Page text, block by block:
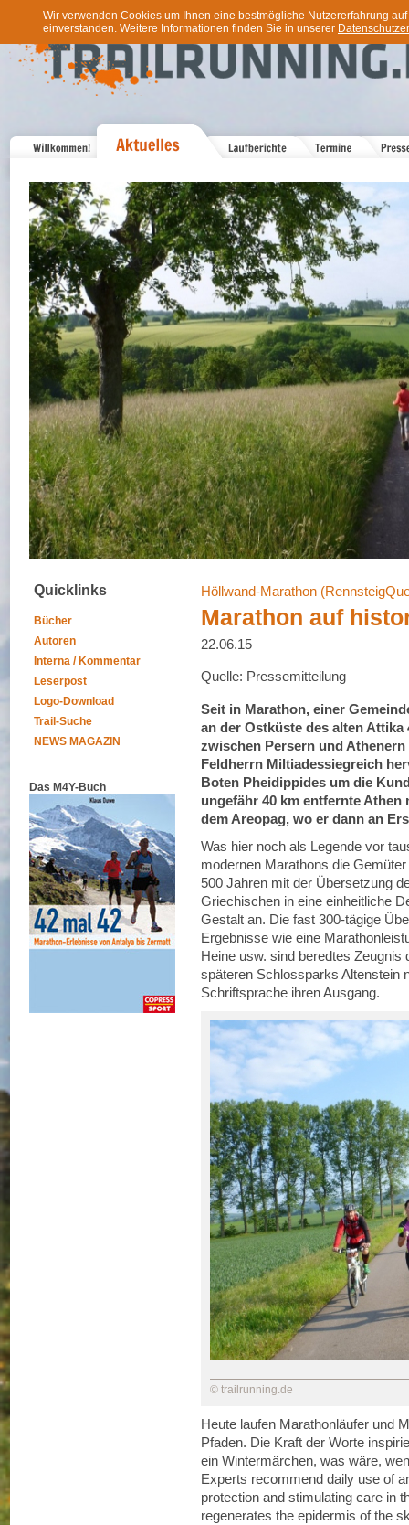
Wir verwenden Cookies um Ihnen eine bestmögliche Nutzererfahrung
einverstanden. Weitere Informationen finden Sie in unserer
Quicklinks
Bücher
Autoren
Interna / Kommentar
Leserpost
Logo-Download
Trail-Suche
NEWS MAGAZIN
Das M4Y-Buch
Höllwand-Marathon
Marathon auf
22.06.15
Quelle: Pressemitteilung
Seit in Marathon, einer
an der Ostküste des alten Attika
zwischen Persern und
Feldherrn Miltiadessiegreich
Boten Pheidippides um die
ungefähr 40 km entfernte
dem Areopag, wo er dann an
Was hier noch als Legende vor
modernen Marathons die
500 Jahren mit der Übersetzung
Griechischen in eine einheitliche
Gestalt an. Die fast 300-tägige
Ergebnisse wie eine
Heine usw. sind beredtes Zeugnis
späteren Schlossparks Altenstein
Schriftsprache ihren Ausgang.
© trailrunning.de
Heute laufen Marathonläufer und
Pfaden. Die Kraft der Worte
ein Wintermärchen, was wäre,
Experts recommend daily use of
protection and stimulating care in
regenerates the epidermis of the